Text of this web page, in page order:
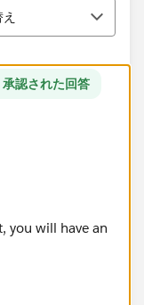
承認された回答
you will have an